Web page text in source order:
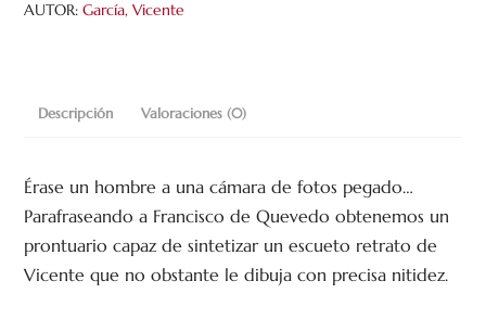
AUTOR:García, Vicente
Descripción Valoraciones (0)
Érase un hombre a una cámara de fotos pegado…
Parafraseando a Francisco de Quevedo obtenemos un
prontuario capaz de sintetizar un escueto retrato de
Vicente que no obstante le dibuja con precisa nitidez.